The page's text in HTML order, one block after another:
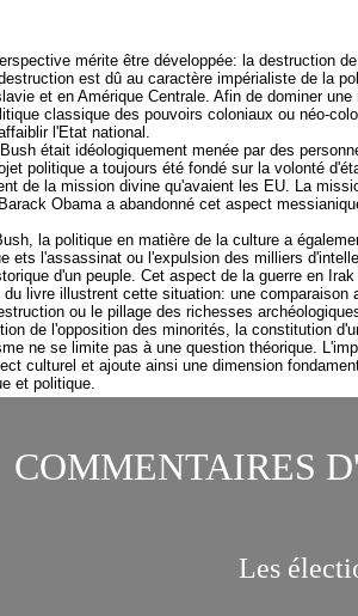
mérite être développée: la destruction
est dû au caractère impérialiste de la
et en Amérique Centrale. Afin de dominer
classique des pouvoirs coloniaux ou néo-
l'Etat national.
était idéologiquement menée par des
politique a toujours été fondé sur la volonté
de la mission divine qu'avaient les EU. La
Obama a abandonné cet aspect
la politique en matière de la culture a
ets l'assassinat ou l'expulsion des milliers
d'un peuple. Cet aspect de la guerre en
livre illustrent cette situation: une
ou le pillage des richesses
de l'opposition des minorités, la constitution
ne se limite pas à une question théorique.
culturel et ajoute ainsi une dimension
et politique.
COMMENTAIRES
Les